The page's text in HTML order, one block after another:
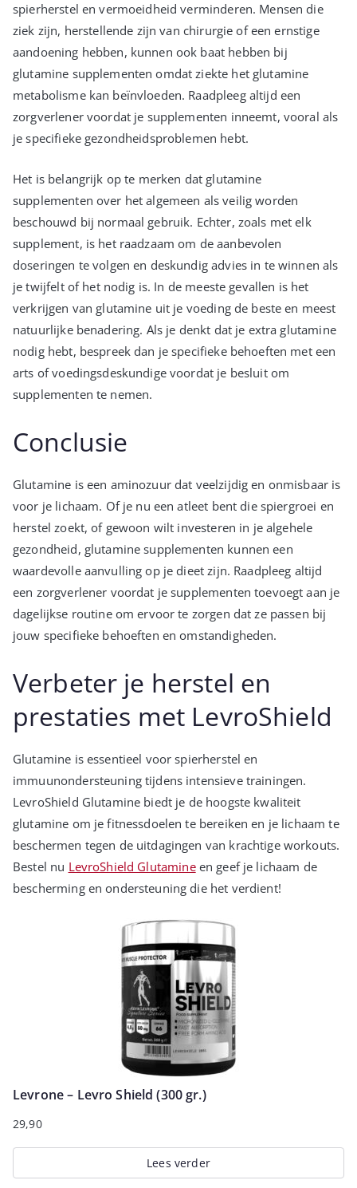
spierherstel en vermoeidheid verminderen. Mensen die
ziek zijn, herstellende zijn van chirurgie of een ernstige
aandoening hebben, kunnen ook baat hebben bij
glutamine supplementen omdat ziekte het glutamine
metabolisme kan beïnvloeden. Raadpleeg altijd een
zorgverlener voordat je supplementen inneemt, vooral als
je specifieke gezondheidsproblemen hebt.
Het is belangrijk op te merken dat glutamine
supplementen over het algemeen als veilig worden
beschouwd bij normaal gebruik. Echter, zoals met elk
supplement, is het raadzaam om de aanbevolen
doseringen te volgen en deskundig advies in te winnen als
je twijfelt of het nodig is. In de meeste gevallen is het
verkrijgen van glutamine uit je voeding de beste en meest
natuurlijke benadering. Als je denkt dat je extra glutamine
nodig hebt, bespreek dan je specifieke behoeften met een
arts of voedingsdeskundige voordat je besluit om
supplementen te nemen.
Conclusie
Glutamine is een aminozuur dat veelzijdig en onmisbaar is
voor je lichaam. Of je nu een atleet bent die spiergroei en
herstel zoekt, of gewoon wilt investeren in je algehele
gezondheid, glutamine supplementen kunnen een
waardevolle aanvulling op je dieet zijn. Raadpleeg altijd
een zorgverlener voordat je supplementen toevoegt aan je
dagelijkse routine om ervoor te zorgen dat ze passen bij
jouw specifieke behoeften en omstandigheden.
Verbeter je herstel en
prestaties met LevroShield
Glutamine is essentieel voor spierherstel en
immuunondersteuning tijdens intensieve trainingen.
LevroShield Glutamine biedt je de hoogste kwaliteit
glutamine om je fitnessdoelen te bereiken en je lichaam te
beschermen tegen de uitdagingen van krachtige workouts.
Bestel nu LevroShield Glutamineen geef je lichaam de
bescherming en ondersteuning die het verdient!
Levrone – Levro Shield (300 gr.)
29,90
Lees verder